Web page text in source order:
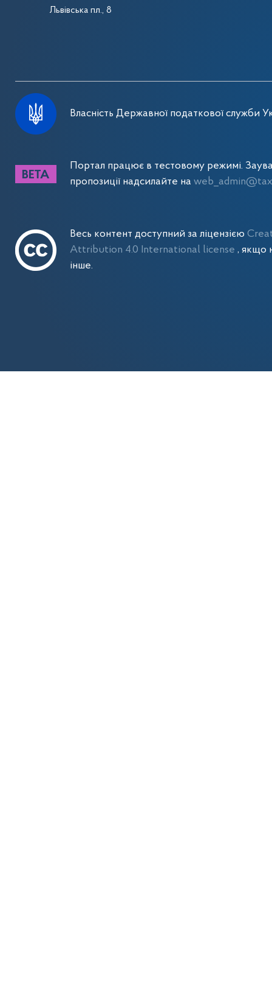
Львівська пл., 8
Власність Державної податкової служби
Портал працює в тестовому режимі.
пропозиції надсилайте на
Весь контент доступний за ліцензією
Attribution 4.0 International license , якщо
інше.